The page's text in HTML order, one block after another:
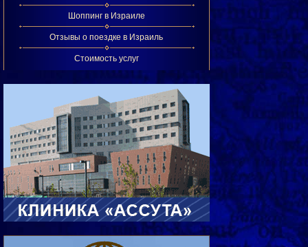
Шоппинг в Израиле
Отзывы о поездке в Израиль
Стоимость услуг